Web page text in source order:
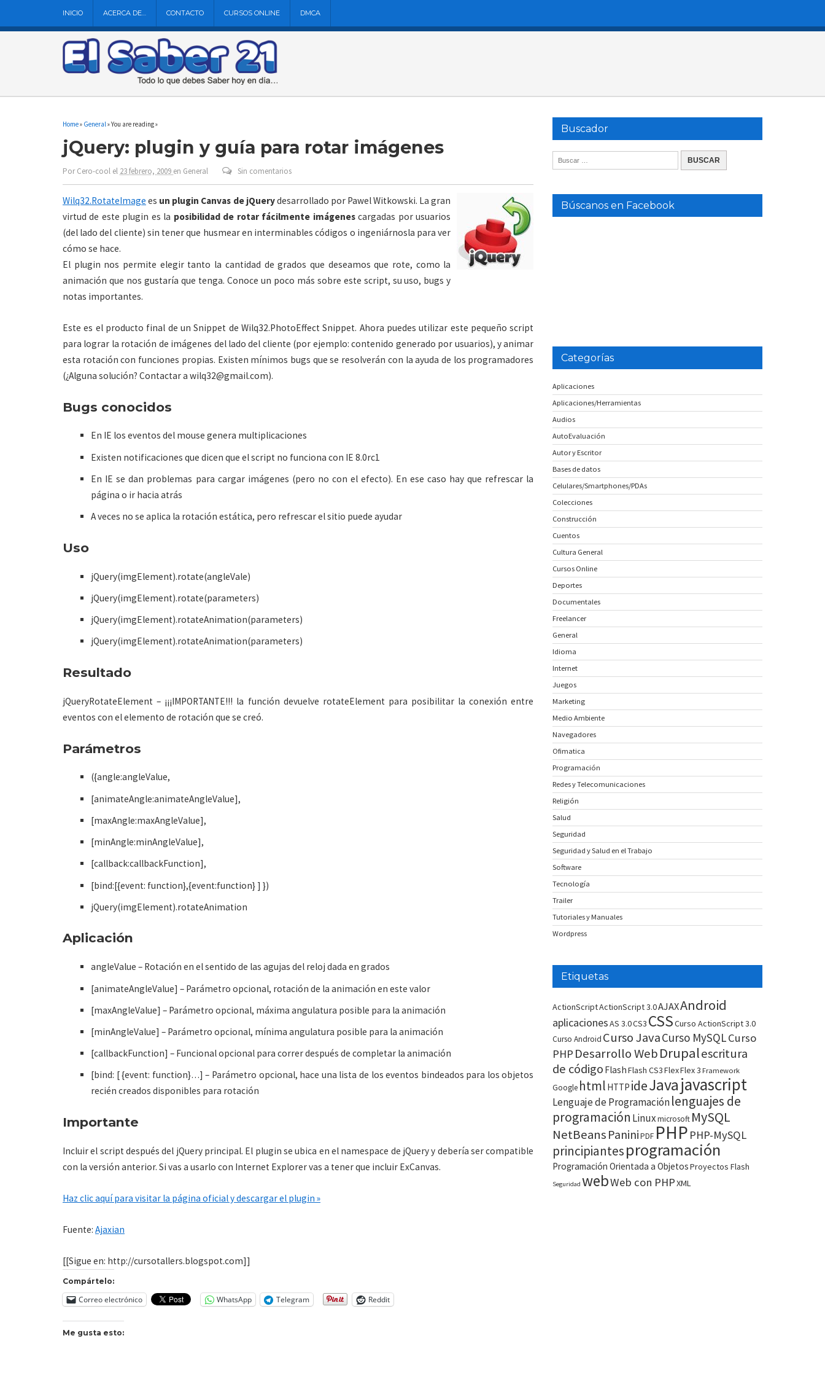
INICIO ACERCA DE… CONTACTO CURSOS ONLINE DMCA
Home» General» You are reading »
jQuery: plugin y guía para rotar imágenes
PorCero-cool el 23 febrero, 2009 en General Sin comentarios
Wilq32.RotateImage es un plugin Canvas de jQuerydesarrollado por Pawel Witkowski. La gran
virtud de este plugin es la posibilidad de rotar fácilmente imágenescargadas por usuarios
(del lado del cliente) sin tener que husmear en interminables códigos o ingeniárnosla para ver
cómo se hace.
El plugin nos permite elegir tanto la cantidad de grados que deseamos que rote, como la
animación que nos gustaría que tenga. Conoce un poco más sobre este script, su uso, bugs y
notas importantes.
Este es el producto final de un Snippet de Wilq32.PhotoEffect Snippet. Ahora puedes utilizar este pequeño script
para lograr la rotación de imágenes del lado del cliente (por ejemplo: contenido generado por usuarios), y animar
esta rotación con funciones propias. Existen mínimos bugs que se resolverán con la ayuda de los programadores
(¿Alguna solución? Contactar a wilq32@gmail.com).
Bugs conocidos
En IE los eventos del mouse genera multiplicaciones
Existen notificaciones que dicen que el script no funciona con IE 8.0rc1
En IE se dan problemas para cargar imágenes (pero no con el efecto). En ese caso hay que refrescar la
página o ir hacia atrás
A veces no se aplica la rotación estática, pero refrescar el sitio puede ayudar
Uso
jQuery(imgElement).rotate(angleVale)
jQuery(imgElement).rotate(parameters)
jQuery(imgElement).rotateAnimation(parameters)
jQuery(imgElement).rotateAnimation(parameters)
Resultado
jQueryRotateElement – ¡¡¡IMPORTANTE!!! la función devuelve rotateElement para posibilitar la conexión entre
eventos con el elemento de rotación que se creó.
Parámetros
({angle:angleValue,
[animateAngle:animateAngleValue],
[maxAngle:maxAngleValue],
[minAngle:minAngleValue],
[callback:callbackFunction],
[bind:[{event: function},{event:function} ] })
jQuery(imgElement).rotateAnimation
Aplicación
angleValue – Rotación en el sentido de las agujas del reloj dada en grados
[animateAngleValue] – Parámetro opcional, rotación de la animación en este valor
[maxAngleValue] – Parámetro opcional, máxima angulatura posible para la animación
[minAngleValue] – Parámetro opcional, mínima angulatura posible para la animación
[callbackFunction] – Funcional opcional para correr después de completar la animación
[bind: [ {event: function}…] – Parámetro opcional, hace una lista de los eventos bindeados para los objetos
recién creados disponibles para rotación
Importante
Incluir el script después del jQuery principal. El plugin se ubica en el namespace de jQuery y debería ser compatible
con la versión anterior. Si vas a usarlo con Internet Explorer vas a tener que incluir ExCanvas.
Haz clic aquí para visitar la página oficial y descargar el plugin »
Fuente: Ajaxian
[[Sigue en: http://cursotallers.blogspot.com]]
Compártelo:
Correo electrónico WhatsApp Telegram Reddit
Me gusta esto:
Buscador
Búscanos en Facebook
Categorías
Aplicaciones
Aplicaciones/Herramientas
Audios
AutoEvaluación
Autor y Escritor
Bases de datos
Celulares/Smartphones/PDAs
Colecciones
Construcción
Cuentos
Cultura General
Cursos Online
Deportes
Documentales
Freelancer
General
Idioma
Internet
Juegos
Marketing
Medio Ambiente
Navegadores
Ofimatica
Programación
Redes y Telecomunicaciones
Religión
Salud
Seguridad
Seguridad y Salud en el Trabajo
Software
Tecnología
Trailer
Tutoriales y Manuales
Wordpress
Etiquetas
ActionScriptActionScript 3.0AJAXAndroid
aplicacionesAS 3.0CS3 CSSCurso ActionScript 3.0
Curso Android Curso JavaCurso MySQLCurso
PHP Desarrollo WebDrupalescritura
de código FlashFlash CS3FlexFlex 3 Framework
Google html HTTP ideJavajavascript
Lenguaje de Programaciónlenguajes de
programación Linuxmicrosoft MySQL
NetBeans PaniniPDF PHP PHP-MySQL
principiantesprogramación
Programación Orientada a ObjetosProyectos Flash
Seguridad webWeb con PHPXML